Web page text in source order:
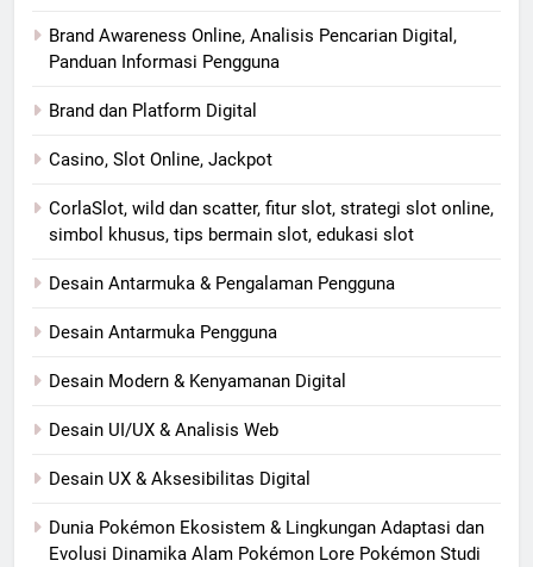
Brand Awareness Online, Analisis Pencarian Digital,
Panduan Informasi Pengguna
Brand dan Platform Digital
Casino, Slot Online, Jackpot
CorlaSlot, wild dan scatter, fitur slot, strategi slot online,
simbol khusus, tips bermain slot, edukasi slot
Desain Antarmuka & Pengalaman Pengguna
Desain Antarmuka Pengguna
Desain Modern & Kenyamanan Digital
Desain UI/UX & Analisis Web
Desain UX & Aksesibilitas Digital
Dunia Pokémon Ekosistem & Lingkungan Adaptasi dan
Evolusi Dinamika Alam Pokémon Lore Pokémon Studi